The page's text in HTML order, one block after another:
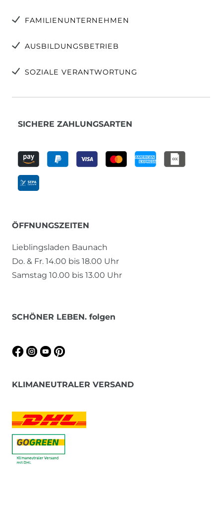
FAMILIENUNTERNEHMEN
AUSBILDUNGSBETRIEB
SOZIALE VERANTWORTUNG
SICHERE ZAHLUNGSARTEN
ÖFFNUNGSZEITEN
Lieblingsladen Baunach
Do. & Fr. 14.00 bis 18.00 Uhr
Samstag 10.00 bis 13.00 Uhr
SCHÖNER LEBEN. folgen
KLIMANEUTRALER VERSAND